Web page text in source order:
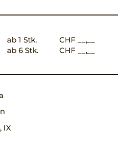
ab 1 Stk.
CHF __,__
ab 6 Stk.
CHF __,__
IX